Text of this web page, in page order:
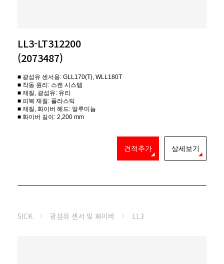
LL3-LT312200
(2073487)
■ 광섬유 센서용: GLL170(T), WLL180T
■ 작동 원리: 스캔 시스템
■ 재질, 광섬유: 유리
■ 피복 재질: 플라스틱
■ 재질, 화이버 헤드: 알루미늄
■ 화이버 길이: 2,200 mm
견적추가 상세보기
SICK 광섬유 센서 및 화이버 LL3